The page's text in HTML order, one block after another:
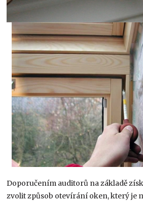
Doporučením auditorů na základě
zvolit způsob otevírání oken, který je